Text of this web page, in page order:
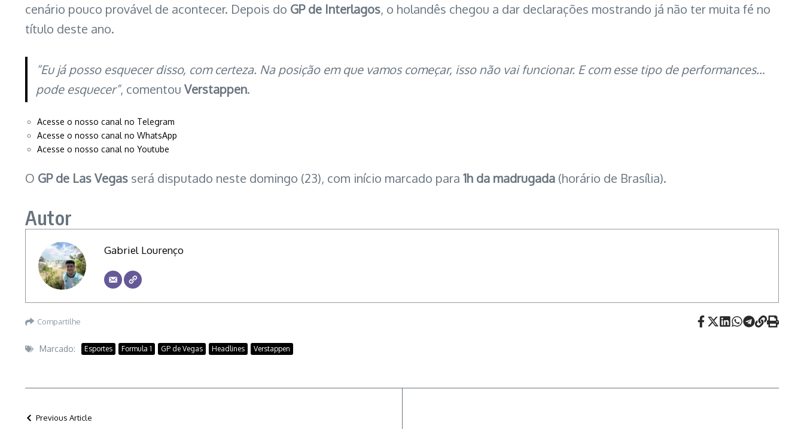
cenário pouco provável de acontecer. Depois do GP de Interlagos, o holandês chegou a dar declarações mostrando já não ter muita fé no
título deste ano.
“Eu já posso esquecer disso, com certeza. Na posição em que vamos começar, isso não vai funcionar. E com esse tipo de performances…
pode esquecer”, comentou Verstappen.
Acesse o nosso canal no Telegram
Acesse o nosso canal no WhatsApp
Acesse o nosso canal no Youtube
O GP de Las Vegas será disputado neste domingo (23), com início marcado para 1h da madrugada (horário de Brasília).
Autor
Gabriel Lourenço
Compartilhe
Marcado: Esportes Formula 1 GP de Vegas Headlines Verstappen
Previous Article